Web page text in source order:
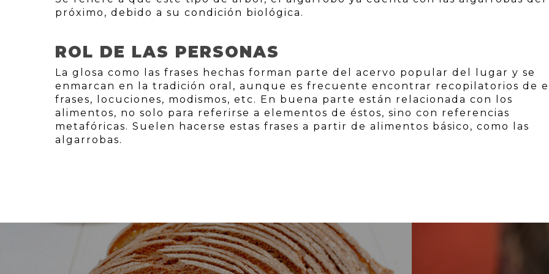
próximo, debido a su condición biológica.
ROL DE LAS PERSONAS
La glosa como las frases hechas forman parte del acervo popular del lugar y se
enmarcan en la tradición oral, aunque es frecuente encontrar recopilatorios de
frases, locuciones, modismos, etc. En buena parte están relacionada con los
alimentos, no solo para referirse a elementos de éstos, sino con referencias
metafóricas. Suelen hacerse estas frases a partir de alimentos básico, como las
algarrobas.